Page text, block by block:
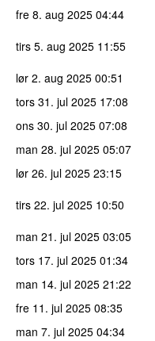
fre 8. aug 2025 04:44
tirs 5. aug 2025 11:55
lør 2. aug 2025 00:51
tors 31. jul 2025 17:08
ons 30. jul 2025 07:08
man 28. jul 2025 05:07
lør 26. jul 2025 23:15
tirs 22. jul 2025 10:50
man 21. jul 2025 03:05
tors 17. jul 2025 01:34
man 14. jul 2025 21:22
fre 11. jul 2025 08:35
man 7. jul 2025 04:34